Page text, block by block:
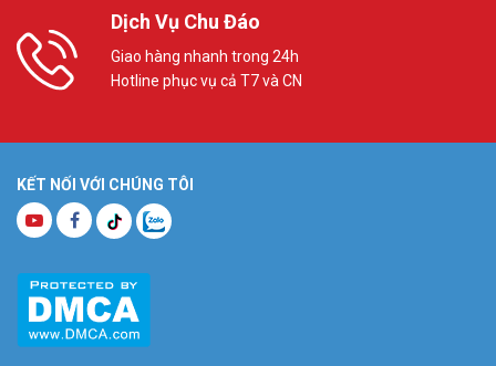
Dịch Vụ Chu Đáo
Giao hàng nhanh trong 24h
Hotline phục vụ cả T7 và CN
KẾT NỐI VỚI CHÚNG TÔI